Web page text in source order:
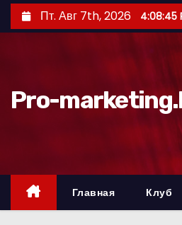
е
д
Пт. Авг 7th, 2026 4:08:46
Pro-
Главная Клуб